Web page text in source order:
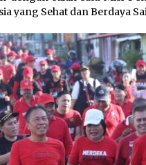
yang Sehat dan Berdaya